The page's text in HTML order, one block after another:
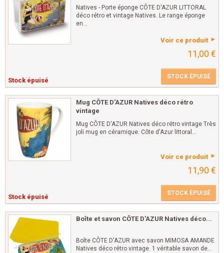
Natives - Porte éponge CÔTE D'AZUR LITTORAL
déco rétro et vintage Natives. Le range éponge
en...
Voir ce produit
11,00 €
Stock épuisé STOCK ÉPUISÉ
Mug CÔTE D'AZUR Natives déco rétro
vintage
Mug CÔTE D'AZUR Natives déco rétro vintage Très
joli mug en céramique. Côte d'Azur littoral...
Voir ce produit
11,90 €
Stock épuisé STOCK ÉPUISÉ
Boîte et savon CÔTE D'AZUR Natives déco...
Boîte CÔTE D'AZUR avec savon MIMOSA AMANDE
Natives déco rétro vintage. 1 véritable savon de...